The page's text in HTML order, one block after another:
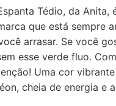
Tédio, da Anita,
que está sempre
arrasar. Se você
esse verde fluo.
Uma cor
cheia de energia e